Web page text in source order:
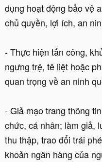
dụng hoạt động bảo vệ
chủ quyền, lợi ích, an
- Thực hiện tấn công,
ngưng trệ, tê liệt hoặc
quan trọng về an ninh
- Giả mạo trang thông
chức, cá nhân; làm giả,
thu thập, trao đổi trái
khoản ngân hàng của